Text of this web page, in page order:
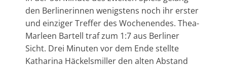
den Berlinerinnen wenigstens noch ihr erster
und einziger Treffer des Wochenendes. Thea-
Marleen Bartell traf zum 1:7 aus Berliner
Sicht. Drei Minuten vor dem Ende stellte
Katharina Häckelsmiller den alten Abstand